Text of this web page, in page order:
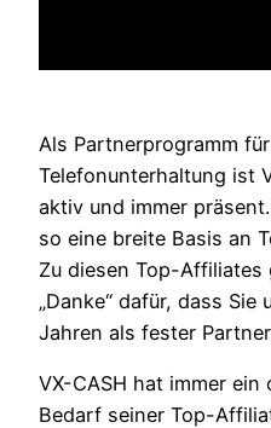
Als Partnerprogramm
Telefonunterhaltung ist
aktiv und immer
so eine breite Basis an
Zu diesen Top-Affiliates
„Danke“ dafür, dass
Jahren als fester
VX-CASH hat immer
Bedarf seiner Top-